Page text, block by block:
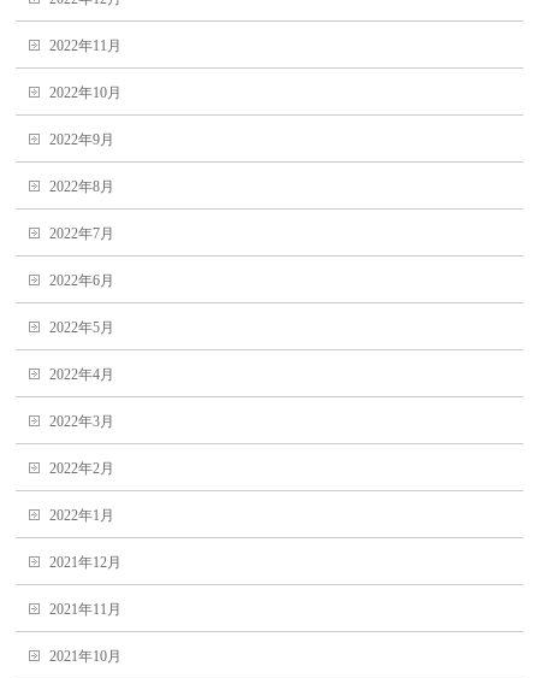
2022年11月
2022年10月
2022年9月
2022年8月
2022年7月
2022年6月
2022年5月
2022年4月
2022年3月
2022年2月
2022年1月
2021年12月
2021年11月
2021年10月